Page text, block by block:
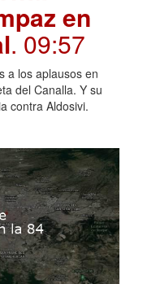
en
. 09:57
a los aplausos en
del Canalla. Y su
contra Aldosivi.